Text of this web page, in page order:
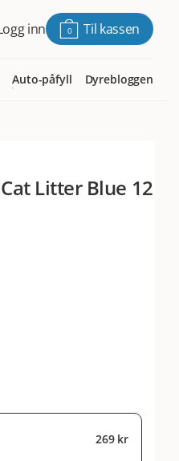
inn 0 Til kassen
Auto-påfyll Dyrebloggen
Litter Blue 12
269 kr